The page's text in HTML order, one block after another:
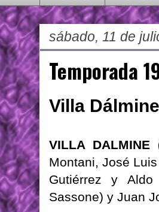
sábado, 11 de
Temporada
Villa
VILLA DALMINE
Montani, José
Gutiérrez y Aldo
Sassone) y Juan